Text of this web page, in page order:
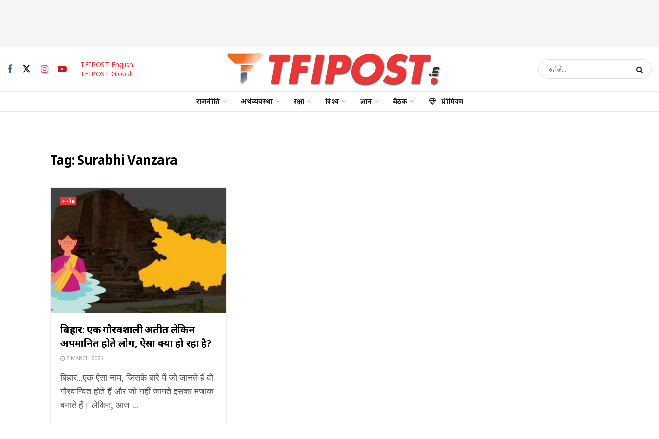
TFIPOST English
TFIPOST Global
राजनीति अर्थव्यवस्था रक्षा विश्व ज्ञान बैठक प्रीमियम
Tag: Surabhi Vanzara
समीक्षा
बिहार: एक गौरवशाली अतीत लेकिन
अपमानित होते लोग, ऐसा क्यों हो रहा है?
7 MARCH 2025
बिहार...एक ऐसा नाम, जिसके बारे में जो जानते हैं वो
गौरवान्वित होते हैं और जो नहीं जानते इसका मजाक
बनाते हैं। लेकिन, आज ...